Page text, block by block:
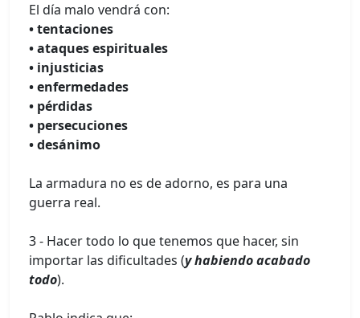
El día malo vendrá con:
• tentaciones
• ataques espirituales
• injusticias
• enfermedades
• pérdidas
• persecuciones
• desánimo
La armadura no es de adorno, es para una
guerra real.
3 - Hacer todo lo que tenemos que hacer, sin
importar las dificultades (y habiendo acabado
todo).